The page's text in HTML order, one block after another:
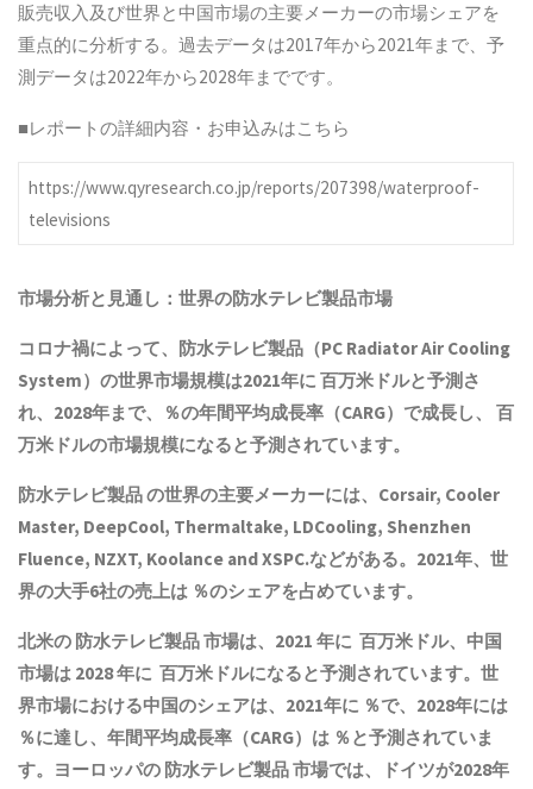
販売収入及び世界と中国市場の主要メーカーの市場シェアを
重点的に分析する。過去データは2017年から2021年まで、予
測データは2022年から2028年までです。
■レポートの詳細内容・お申込みはこちら
https://www.qyresearch.co.jp/reports/207398/waterproof-
televisions
市場分析と見通し：世界の防水テレビ製品市場
コロナ禍によって、 防水テレビ製品 （PC Radiator Air Cooling
System）の世界市場規模は2021年に 百万米ドルと予測さ
れ、2028年まで、％の年間平均成長率（CARG）で成長し、 百
万米ドルの市場規模になると予測されています。
防水テレビ製品の世界の主要メーカーには、Corsair, Cooler
Master, DeepCool, Thermaltake, LDCooling, Shenzhen
Fluence, NZXT, Koolance and XSPC.などがある。2021年、世
界の大手6社の売上は ％のシェアを占めています。
北米の 防水テレビ製品市場は、2021 年に 百万米ドル、中国
市場は 2028 年に 百万米ドルになると予測されています。世
界市場における中国のシェアは、2021年に ％で、2028年には
％に達し、年間平均成長率（CARG）は ％と予測されていま
す。ヨーロッパの 防水テレビ製品市場では、ドイツが2028年